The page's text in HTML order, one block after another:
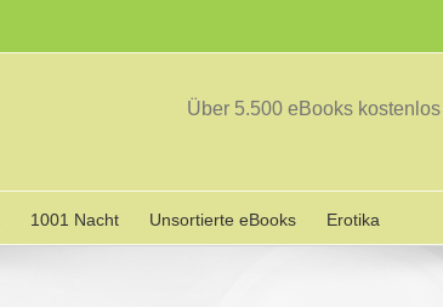
Über 5.500 eBooks
1001 Nacht Unsortierte eBooks Erotika